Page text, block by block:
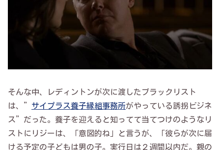
そんな中、レディントンが次に渡したブラックリスト
は、” サイプラス養子縁組事務所がやっている誘拐ビジネ
ス”だった。養子を迎えると知ってて当てつけのようなリ
ストにリジーは、「意図的ね」と言うが、「彼らが次に届
ける予定の子どもは男の子。実行日は２週間以内だ。親の